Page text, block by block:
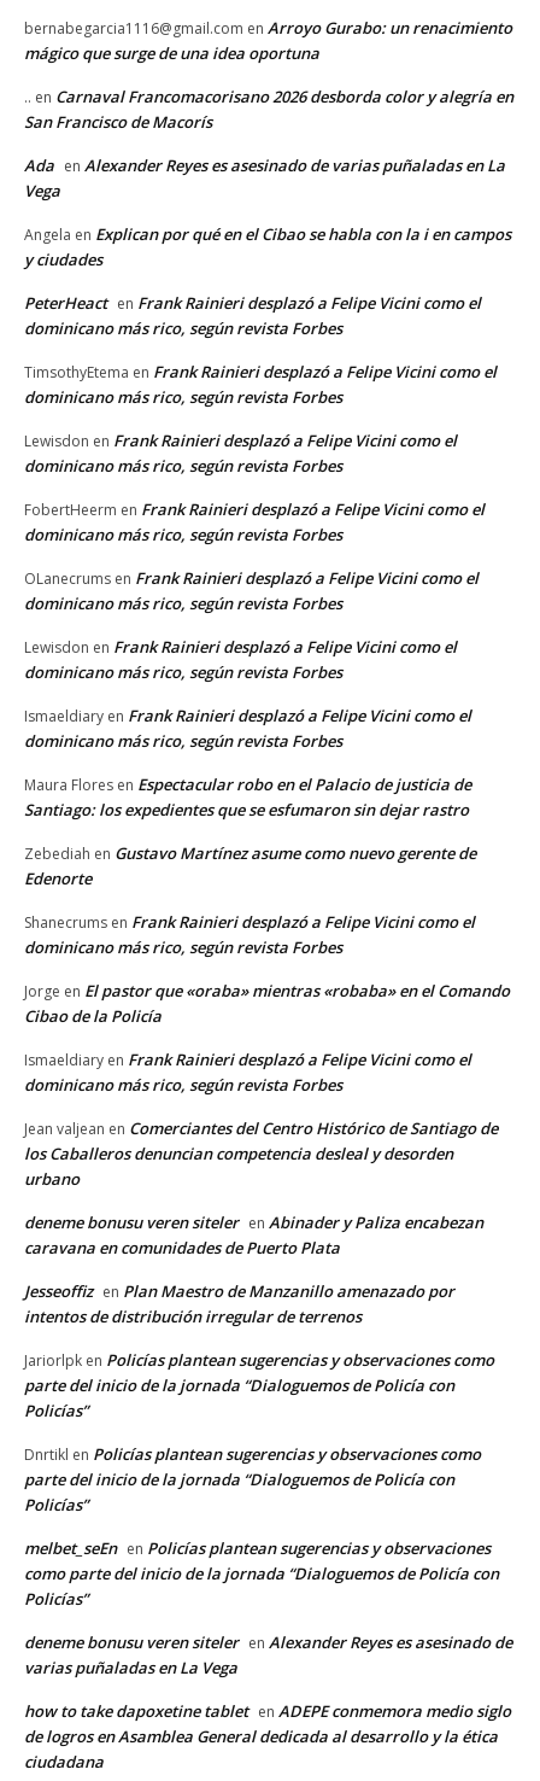
bernabegarcia1116@gmail.com en Arroyo Gurabo: un renacimiento
mágico que surge de una idea oportuna
.. en Carnaval Francomacorisano 2026 desborda color y alegría en
San Francisco de Macorís
Ada en Alexander Reyes es asesinado de varias puñaladas en La
Vega
Angela en Explican por qué en el Cibao se habla con la i en campos
y ciudades
PeterHeact en Frank Rainieri desplazó a Felipe Vicini como el
dominicano más rico, según revista Forbes
TimsothyEtema en Frank Rainieri desplazó a Felipe Vicini como el
dominicano más rico, según revista Forbes
Lewisdon en Frank Rainieri desplazó a Felipe Vicini como el
dominicano más rico, según revista Forbes
FobertHeerm en Frank Rainieri desplazó a Felipe Vicini como el
dominicano más rico, según revista Forbes
OLanecrums en Frank Rainieri desplazó a Felipe Vicini como el
dominicano más rico, según revista Forbes
Lewisdon en Frank Rainieri desplazó a Felipe Vicini como el
dominicano más rico, según revista Forbes
Ismaeldiary en Frank Rainieri desplazó a Felipe Vicini como el
dominicano más rico, según revista Forbes
Maura Flores en Espectacular robo en el Palacio de justicia de
Santiago: los expedientes que se esfumaron sin dejar rastro
Zebediah en Gustavo Martínez asume como nuevo gerente de
Edenorte
Shanecrums en Frank Rainieri desplazó a Felipe Vicini como el
dominicano más rico, según revista Forbes
Jorge en El pastor que «oraba» mientras «robaba» en el Comando
Cibao de la Policía
Ismaeldiary en Frank Rainieri desplazó a Felipe Vicini como el
dominicano más rico, según revista Forbes
Jean valjean en Comerciantes del Centro Histórico de Santiago de
los Caballeros denuncian competencia desleal y desorden
urbano
deneme bonusu veren siteler en Abinader y Paliza encabezan
caravana en comunidades de Puerto Plata
Jesseoffiz en Plan Maestro de Manzanillo amenazado por
intentos de distribución irregular de terrenos
Jariorlpk en Policías plantean sugerencias y observaciones como
parte del inicio de la jornada “Dialoguemos de Policía con
Policías”
Dnrtikl en Policías plantean sugerencias y observaciones como
parte del inicio de la jornada “Dialoguemos de Policía con
Policías”
melbet_seEn en Policías plantean sugerencias y observaciones
como parte del inicio de la jornada “Dialoguemos de Policía con
Policías”
deneme bonusu veren siteler en Alexander Reyes es asesinado de
varias puñaladas en La Vega
how to take dapoxetine tablet en ADEPE conmemora medio siglo
de logros en Asamblea General dedicada al desarrollo y la ética
ciudadana